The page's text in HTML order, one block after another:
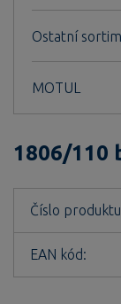
Ostatní
MOTUL
1806/110
Číslo produktu
EAN kód: